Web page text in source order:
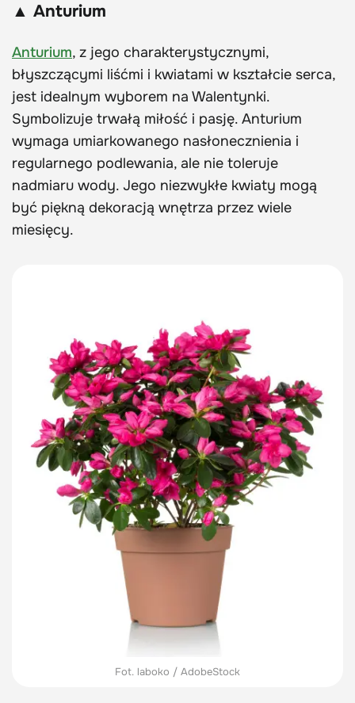
▲ Anturium
Anturium, z jego charakterystycznymi,
błyszczącymi liśćmi i kwiatami w kształcie serca,
jest idealnym wyborem na Walentynki.
Symbolizuje trwałą miłość i pasję. Anturium
wymaga umiarkowanego nasłonecznienia i
regularnego podlewania, ale nie toleruje
nadmiaru wody. Jego niezwykłe kwiaty mogą
być piękną dekoracją wnętrza przez wiele
miesięcy.
Fot. laboko / AdobeStock